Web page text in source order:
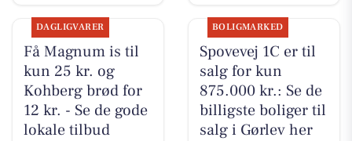
DAGLIGVARER
Få Magnum is til
kun 25 kr. og
Kohberg brød for
12 kr. - Se de gode
lokale tilbud
BOLIGMARKED
Spovevej 1C er til
salg for kun
875.000 kr.: Se de
billigste boliger til
salg i Gørlev her